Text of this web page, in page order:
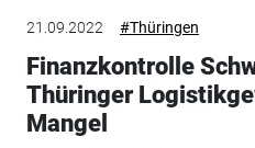
21.09.2022 #Thüringen
Finanzkontrolle
Thüringer
Mangel